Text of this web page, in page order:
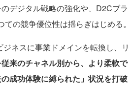
デジタル戦略の強化や、D2Cブラ
の競争優位性は揺らぎはじめる。
ネスに事業ドメインを転換し、リ
来のチャネル別から、より柔軟で
成功体験に縛られた」状況を打破